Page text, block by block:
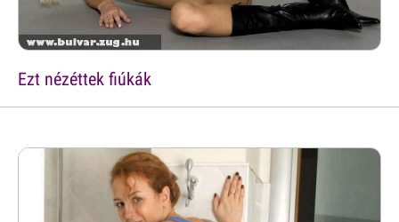
Ezt nézéttek fiúkák